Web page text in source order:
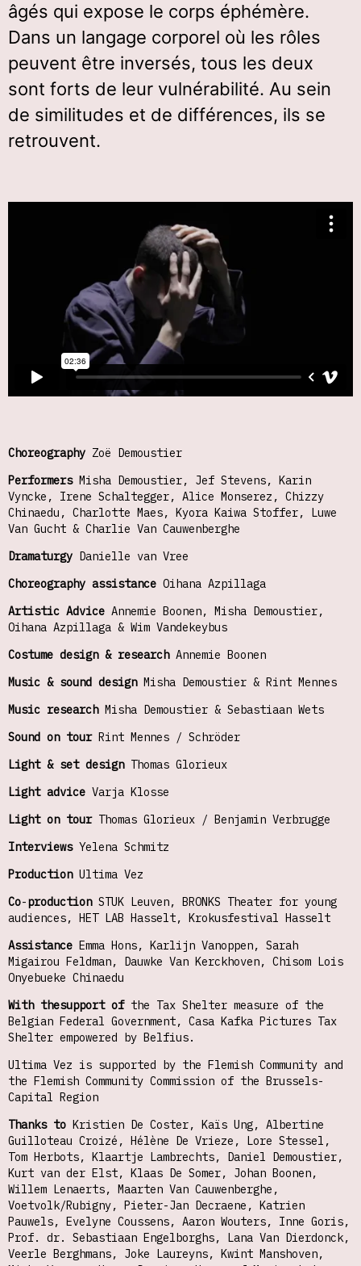
âgés qui expose le corps éphémère.
Dans un langage corporel où les rôles
peuvent être inversés, tous les deux
sont forts de leur vulnérabilité. Au sein
de similitudes et de différences, ils se
retrouvent.
Choreography Zoë Demoustier
PerformersMisha Demoustier, Jef Stevens, Karin
Vyncke, Irene Schaltegger, Alice Monserez, Chizzy
Chinaedu, Charlotte Maes, Kyora Kaiwa Stoffer, Luwe
Van Gucht & Charlie Van Cauwenberghe
Dramaturgy Danielle van Vree
Choreography assistance Oihana Azpillaga
Artistic Advice Annemie Boonen, Misha Demoustier,
Oihana Azpillaga & Wim Vandekeybus
Costume design & research Annemie Boonen
Music & sound designMisha Demoustier & Rint Mennes
Music research Misha Demoustier & Sebastiaan Wets
Sound on tour Rint Mennes / Schröder
Light & set design Thomas Glorieux
Light advice Varja Klosse
Light on tourThomas Glorieux / Benjamin Verbrugge
Interviews Yelena Schmitz
ProductionUltima Vez
Co-productionSTUK Leuven, BRONKS Theater for young
audiences, HET LAB Hasselt, Krokusfestival Hasselt
Assistance Emma Hons, Karlijn Vanoppen, Sarah
Migairou Feldman, Dauwke Van Kerckhoven, Chisom Lois
Onyebueke Chinaedu
With thesupport ofthe Tax Shelter measure of the
Belgian Federal Government, Casa Kafka Pictures Tax
Shelter empowered by Belfius.
Ultima Vez is supported by the Flemish Community and
the Flemish Community Commission of the Brussels-
Capital Region
Thanks to Kristien De Coster, Kaïs Ung, Albertine
Guilloteau Croizé, Hélène De Vrieze, Lore Stessel,
Tom Herbots, Klaartje Lambrechts, Daniel Demoustier,
Kurt van der Elst, Klaas De Somer, Johan Boonen,
Willem Lenaerts, Maarten Van Cauwenberghe,
Voetvolk/Rubigny, Pieter-Jan Decraene, Katrien
Pauwels, Evelyne Coussens, Aaron Wouters, Inne Goris,
Prof. dr. Sebastiaan Engelborghs, Lana Van Dierdonck,
Veerle Berghmans, Joke Laureyns, Kwint Manshoven,